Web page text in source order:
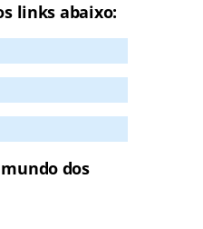
links abaixo:
dos